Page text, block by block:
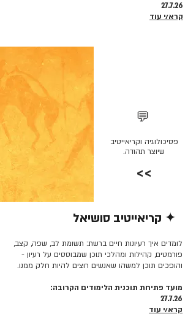
27.7.26
קרא/י עוד
💬
פסיכולוגיה וקריאייטיב
שיוצר תהודה.
>>
✦ קריאייטיב סושיאל
לומדים איך רעיונות חיים ברשת: תשומת לב, שפה, קצב,
פורמטים, קהילות ומהלכי תוכן שמבוססים על רעיון -
והופכים תוכן למשהו שאנשים רוצים להיות חלק ממנו.
מועד פתיחת תוכנית הלימודים הקרובה:
27.7.26
קרא/י עוד